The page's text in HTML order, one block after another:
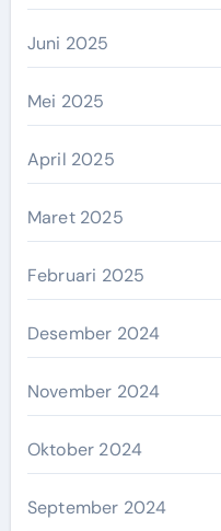
Juni 2025
Mei 2025
April 2025
Maret 2025
Februari 2025
Desember 2024
November 2024
Oktober 2024
September 2024